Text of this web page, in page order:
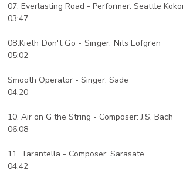
07. Everlasting Road - Performer: Seattle
03:47
08.Kieth Don't Go - Singer: Nils Lofgren
05:02
Smooth Operator - Singer: Sade
04:20
10. Air on G the String - Composer: J.S. Bach
06:08
11. Tarantella - Composer: Sarasate
04:42